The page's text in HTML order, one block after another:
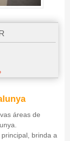
áreas de
brinda a